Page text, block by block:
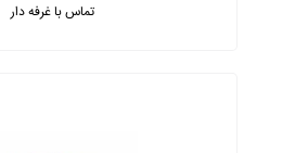
تماس با غرفه دار